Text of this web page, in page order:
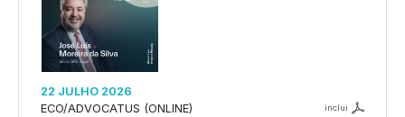
22 JULHO 2026
ECO/ADVOCATUS (ONLINE)
inclui